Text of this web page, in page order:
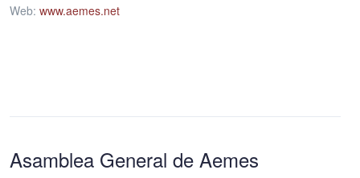
Web: www.aemes.net
Asamblea General de Aemes